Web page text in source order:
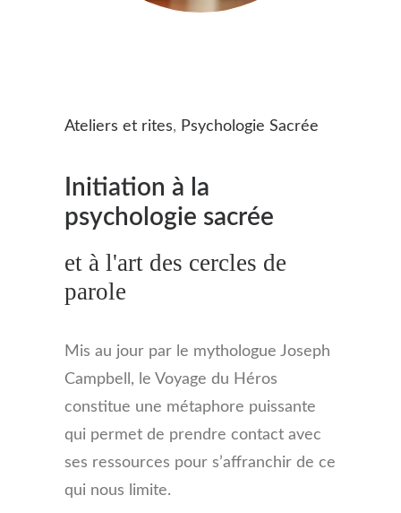
Ateliers et rites, Psychologie Sacrée
Initiation à la
psychologie sacrée
et à l'art des cercles de
parole
Mis au jour par le mythologue Joseph
Campbell, le Voyage du Héros
constitue une métaphore puissante
qui permet de prendre contact avec
ses ressources pour s’affranchir de ce
qui nous limite.